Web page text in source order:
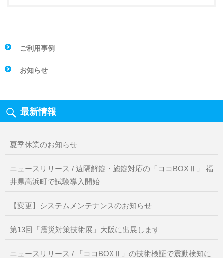
ご利用事例
お知らせ
最新情報
夏季休業のお知らせ
ニュースリリース / 遠隔解錠・施錠対応の「ココBOXⅡ」 福
井県高浜町で試験導入開始
【変更】システムメンテナンスのお知らせ
第13回「震災対策技術展」大阪に出展します
ニュースリリース / 「ココBOXⅡ」の技術検証で震動検知に